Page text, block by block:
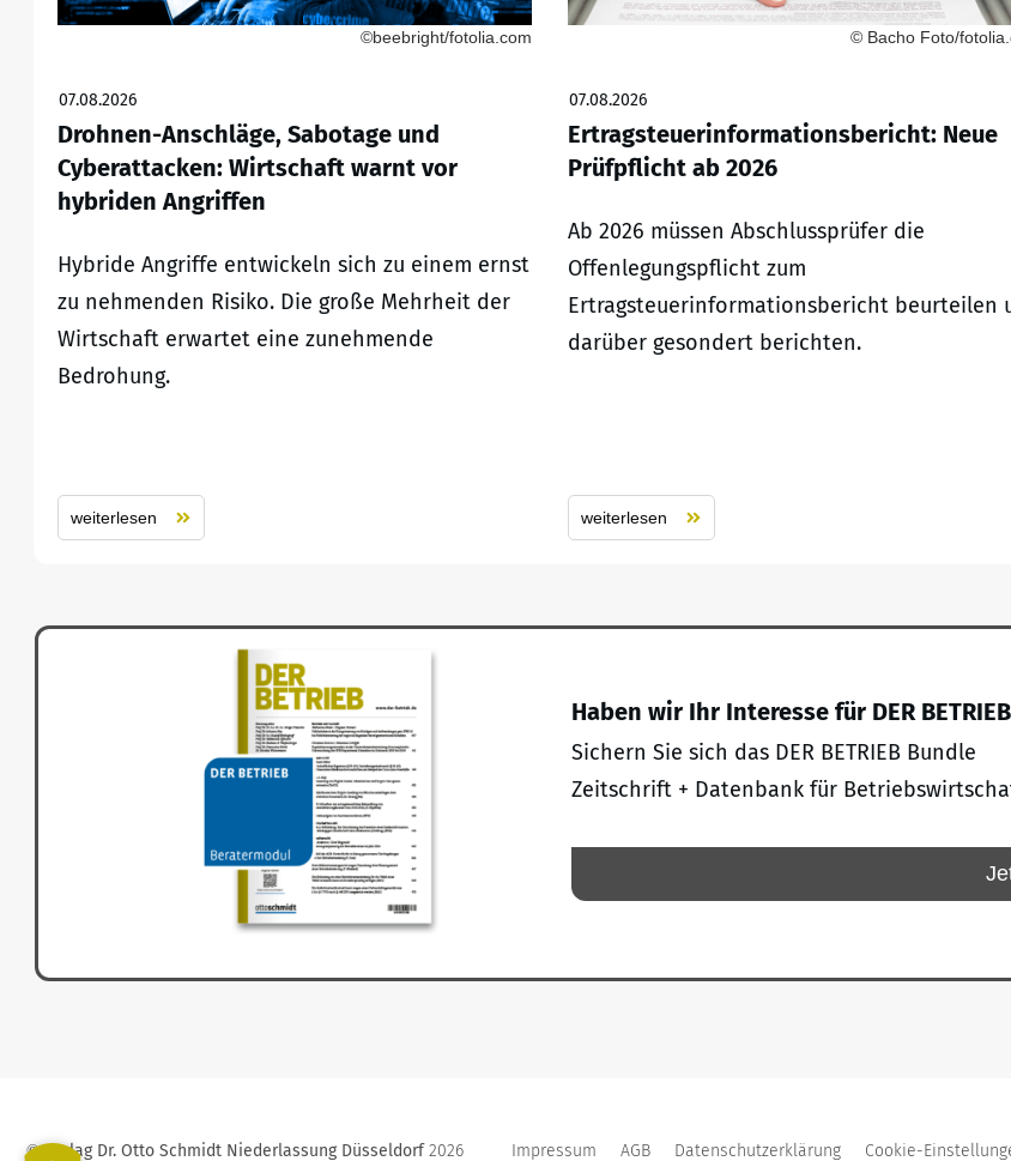
©beebright/fotolia.com
07.08.2026
Drohnen-Anschläge, Sabotage und
Cyberattacken: Wirtschaft warnt vor
hybriden Angriffen
Hybride Angriffe entwickeln sich zu einem ernst
zu nehmenden Risiko. Die große Mehrheit der
Wirtschaft erwartet eine zunehmende
Bedrohung.
weiterlesen
© Bacho Foto/
07.08.2026
Ertragsteuerinformationsbericht: Neue
Prüfpflicht ab 2026
Ab 2026 müssen Abschlussprüfer die
Offenlegungspflicht zum
Ertragsteuerinformationsbericht beurteilen
darüber gesondert berichten.
weiterlesen
Haben wir Ihr Interesse für DER
Sichern Sie sich das DER BETRIEB Bundle
Zeitschrift + Datenbank für
©Verlag Dr. Otto Schmidt Niederlassung Düsseldorf 2026 Impressum AGB Datenschutzerklärung Cookie-